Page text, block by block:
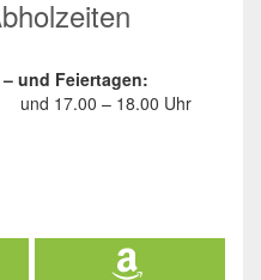
und Feiertagen:
und 17.00 – 18.00 Uhr